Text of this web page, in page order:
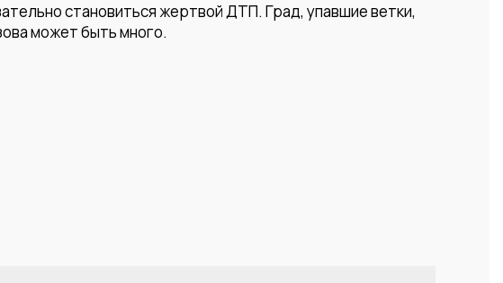
становиться жертвой ДТП. Град, упавшие ветки,
может быть много.